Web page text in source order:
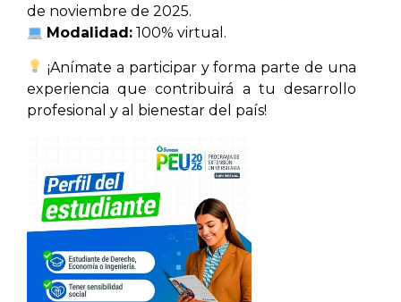
de noviembre de 2025.
Modalidad: 100% virtual.
¡Anímate a participar y forma parte de una
experiencia que contribuirá a tu desarrollo
profesional y al bienestar del país!